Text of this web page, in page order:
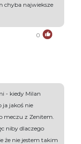
chyba najwieksze
0
- kiedy Milan
ja jakoś nie
meczu z Zenitem.
niby dlaczego
że nie jestem takim